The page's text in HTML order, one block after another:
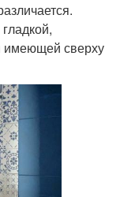
имеющей сверху